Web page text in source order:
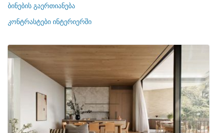
ბ
ი
ბინების გაერთიანება
კონტრასტები ინტერიერში